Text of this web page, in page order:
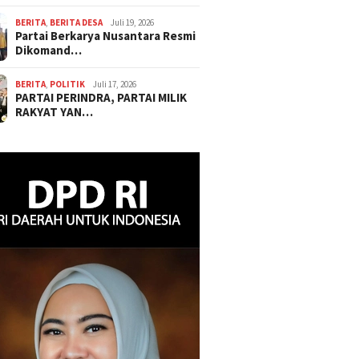
BERITA, BERITA DESA Juli 19, 2026
Partai Berkarya Nusantara Resmi
Dikomand…
BERITA, POLITIK Juli 17, 2026
PARTAI PERINDRA, PARTAI MILIK
RAKYAT YAN…